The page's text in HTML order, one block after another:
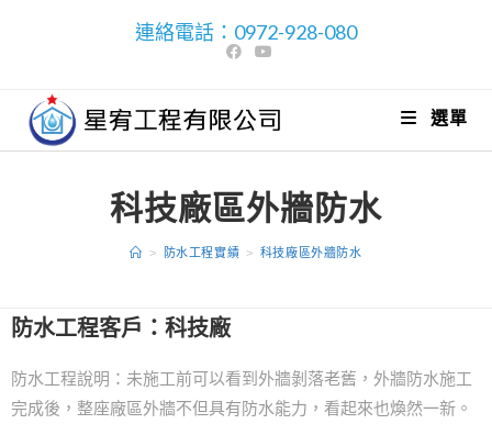
連絡電話：0972-928-080
選單
科技廠區外牆防水
> 防水工程實績 > 科技廠區外牆防水
防水工程客戶：科技廠
防水工程說明：未施工前可以看到外牆剝落老舊，外牆防水施工
完成後，整座廠區外牆不但具有防水能力，看起來也煥然一新。